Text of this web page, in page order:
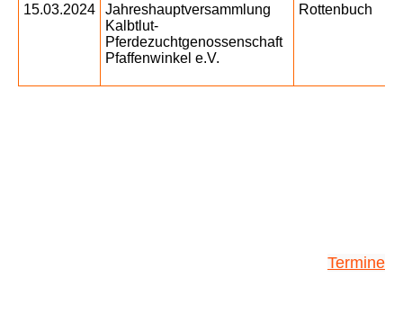
15.03.2024
Jahreshauptversammlung
Kalbtlut-
Pferdezuchtgenossenschaft
Pfaffenwinkel e.V.
Rottenbuch
Termine